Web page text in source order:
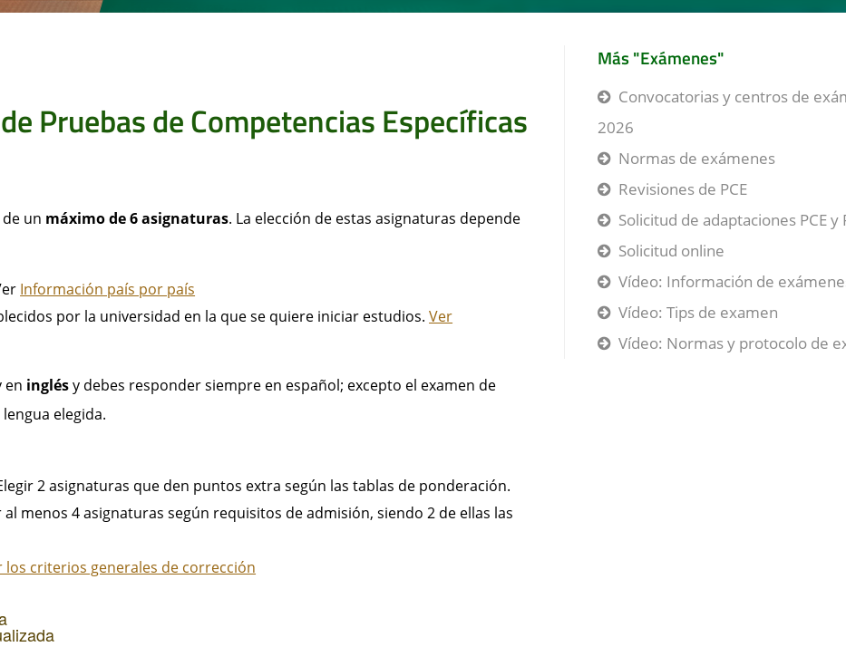
Pruebas de Competencias Específicas
un máximo de 6 asignaturas. La elección de estas asignaturas depende
Información país por país
por la universidad en la que se quiere iniciar estudios.Ver
en inglésy debes responder siempre en español; excepto el examen de
elegida.
2 asignaturas que den puntos extra según las tablas de ponderación.
al menos 4 asignaturas según requisitos de admisión, siendo 2 de ellas las
los criterios generales de corrección
Más "Exámenes"
Convocatorias y centros de
2026
Normas de exámenes
Revisiones de PCE
Solicitud de adaptaciones PCE y
Solicitud online
Vídeo: Información de
Vídeo: Tips de examen
Vídeo: Normas y protocolo de